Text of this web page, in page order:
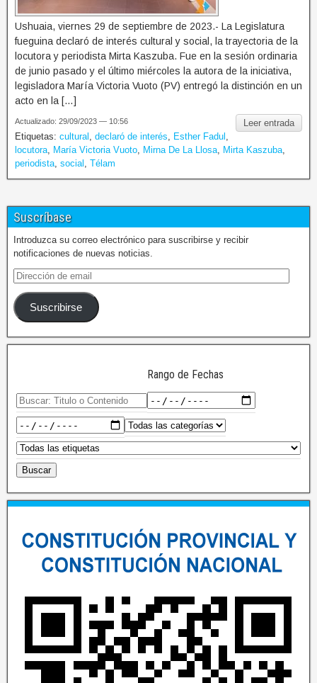
Ushuaia, viernes 29 de septiembre de 2023.- La Legislatura
fueguina declaró de interés cultural y social, la trayectoria de la
locutora y periodista Mirta Kaszuba. Fue en la sesión ordinaria
de junio pasado y el último miércoles la autora de la iniciativa,
legisladora María Victoria Vuoto (PV) entregó la distinción en un
acto en la […]
Leer entrada
Actualizado: 29/09/2023 — 10:56
Etiquetas: cultural declaró de interés Esther Fadul
locutora
María Victoria Vuoto Mirna De La Llosa Mirta Kaszuba
periodista social Télam
Suscríbase
Introduzca su correo electrónico para suscribirse y recibir
notificaciones de nuevas noticias.
Suscribirse
Rango de Fechas